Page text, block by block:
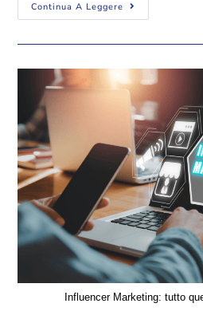
Continua A Leggere
Influencer Marketing: tutto